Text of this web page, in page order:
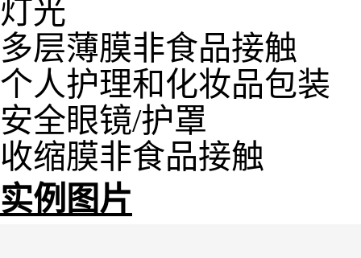
灯光
多层薄膜非食品接触
个人护理和化妆品包装
安全眼镜/护罩
收缩膜非食品接触
实例图片